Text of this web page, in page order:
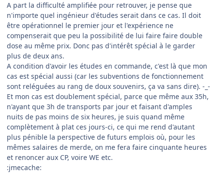
A part la difficulté amplifiée pour retrouver, je pense que
n'importe quel ingénieur d'études serait dans ce cas. Il doit
être opérationnel le premier jour et l'expérience ne
compenserait que peu la possibilité de lui faire faire double
dose au même prix. Donc pas d'intérêt spécial à le garder
plus de deux ans.
A condition d'avoir les études en commande, c'est là que mon
cas est spécial aussi (car les subventions de fonctionnement
sont reléguées au rang de doux souvenirs, ça va sans dire). -_-
Et mon cas est doublement spécial, parce que même aux 35h,
n'ayant que 3h de transports par jour et faisant d'amples
nuits de pas moins de six heures, je suis quand même
complètement à plat ces jours-ci, ce qui me rend d'autant
plus pénible la perspective de futurs emplois où, pour les
mêmes salaires de merde, on me fera faire cinquante heures
et renoncer aux CP, voire WE etc.
:jmecache: